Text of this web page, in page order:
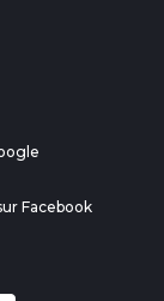
Facebook